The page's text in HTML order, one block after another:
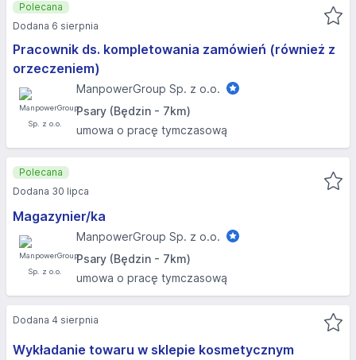
Pracownik ds. kompletowania zamówień (również z
orzeczeniem)
ManpowerGroup Sp. z o.o.
Psary (Będzin - 7km)
umowa o pracę tymczasową
Polecana
Dodana 6 sierpnia
Magazynier/ka
ManpowerGroup Sp. z o.o.
Psary (Będzin - 7km)
umowa o pracę tymczasową
Polecana
Dodana 30 lipca
Wykładanie towaru w sklepie kosmetycznym
Dodana 4 sierpnia